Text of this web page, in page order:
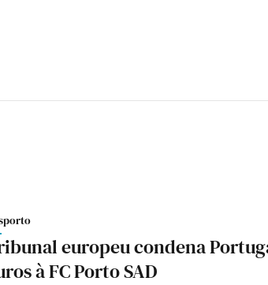
europeu condena
à FC Porto SAD